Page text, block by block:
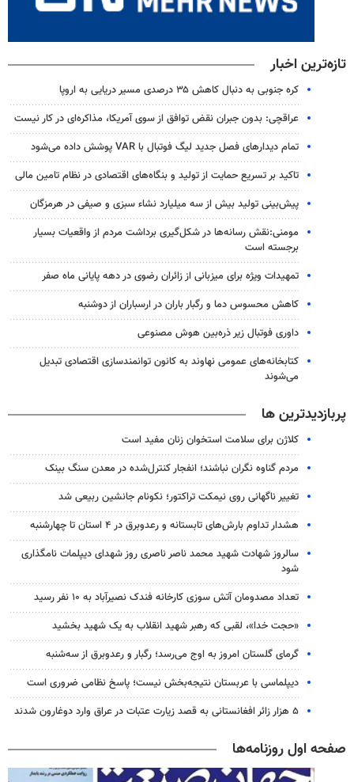
تازه‌ترین اخبار
کره جنوبی به دنبال کاهش ۳۵ درصدی مسیر دریایی به اروپا
عراقچی: بدون جبران نقض توافق از سوی آمریکا، مذاکره‌ای در کار نیست
تمام دیدارهای فصل جدید لیگ فوتبال با VAR پوشش داده می‌شود
تاکید بر تسریع حمایت از تولید و بنگاه‌های اقتصادی در نظام تامین مالی
پیش‌بینی تولید بیش از سه میلیارد نشاء سبزی و صیفی در هرمزگان
مومنی:نقش رسانه‌ها در شکل‌گیری برداشت مردم از واقعیات بسیار
برجسته است
تمهیدات ویژه برای میزبانی از زائران رضوی در دهه پایانی ماه صفر
کاهش محسوس دما و رگبار باران در ارسباران از دوشنبه
داوری فوتبال زیر ذره‌بین هوش مصنوعی
کتابخانه‌های عمومی نهاوند به کانون توانمندسازی اقتصادی تبدیل
می‌شوند
پربازدیدترین ها
کلاژن برای سلامت استخوان زنان مفید است
مردم گناوه نگران نباشند؛ انفجار کنترل‌شده در معدن سنگ بینک
تغییر ناگهانی روی نیمکت تراکتور؛ نکونام جانشین ربیعی شد
هشدار تداوم بارش‌های تابستانه و رعدوبرق در ۴ استان تا چهارشنبه
سالروز شهادت شهید محمد ناصر ناصری روز شهدای دیپلمات نامگذاری
شود
تعداد مصدومان آتش سوزی کارخانه فندک نصیرآباد به ۱۰ نفر رسید
«حجت خدا»، لقبی که رهبر شهید انقلاب به یک شهید بخشید
گرمای گلستان امروز به اوج می‌رسد؛ رگبار و رعدوبرق از سه‌شنبه
دیپلماسی با عربستان نتیجه‌بخش نیست؛ پاسخ نظامی ضروری است
۵ هزار زائر افغانستانی به قصد زیارت عتبات در عراق وارد دوغارون شدند
صفحه اول روزنامه‌ها